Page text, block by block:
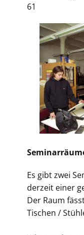
61
Es gibt zwei
derzeit einer
Der Raum
Tischen /